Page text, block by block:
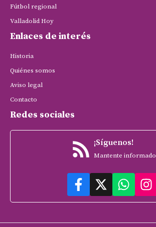
Fútbol regional
Valladolid Hoy
Enlaces de interés
Historia
Quiénes somos
Aviso legal
Contacto
Redes sociales
¡Síguenos!
Mantente informado